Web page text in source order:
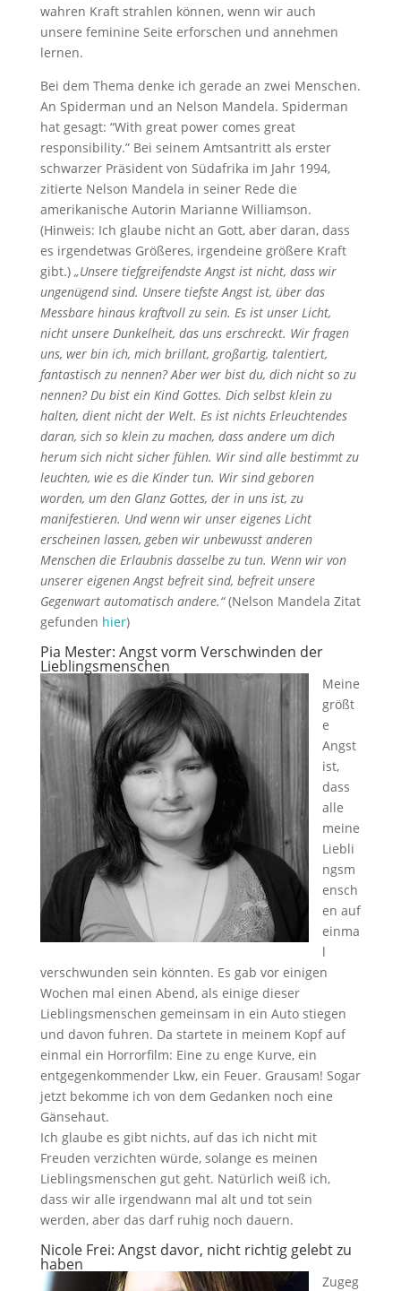
wahren Kraft strahlen können, wenn wir auch
unsere feminine Seite erforschen und annehmen
lernen.
Bei dem Thema denke ich gerade an zwei Menschen.
An Spiderman und an Nelson Mandela. Spiderman
hat gesagt: “With great power comes great
responsibility.” Bei seinem Amtsantritt als erster
schwarzer Präsident von Südafrika im Jahr 1994,
zitierte Nelson Mandela in seiner Rede die
amerikanische Autorin Marianne Williamson.
(Hinweis: Ich glaube nicht an Gott, aber daran, dass
es irgendetwas Größeres, irgendeine größere Kraft
gibt.) „Unsere tiefgreifendste Angst ist nicht, dass wir
ungenügend sind. Unsere tiefste Angst ist, über das
Messbare hinaus kraftvoll zu sein. Es ist unser Licht,
nicht unsere Dunkelheit, das uns erschreckt. Wir fragen
uns, wer bin ich, mich brillant, großartig, talentiert,
fantastisch zu nennen? Aber wer bist du, dich nicht so zu
nennen? Du bist ein Kind Gottes. Dich selbst klein zu
halten, dient nicht der Welt. Es ist nichts Erleuchtendes
daran, sich so klein zu machen, dass andere um dich
herum sich nicht sicher fühlen. Wir sind alle bestimmt zu
leuchten, wie es die Kinder tun. Wir sind geboren
worden, um den Glanz Gottes, der in uns ist, zu
manifestieren. Und wenn wir unser eigenes Licht
erscheinen lassen, geben wir unbewusst anderen
Menschen die Erlaubnis dasselbe zu tun. Wenn wir von
unserer eigenen Angst befreit sind, befreit unsere
Gegenwart automatisch andere.“(Nelson Mandela Zitat
gefunden hier)
Pia Mester: Angst vorm Verschwinden der
Lieblingsmenschen
Meine
größt
e
Angst
ist,
dass
alle
meine
Liebli
ngsm
ensch
en auf
einma
l
verschwunden sein könnten. Es gab vor einigen
Wochen mal einen Abend, als einige dieser
Lieblingsmenschen gemeinsam in ein Auto stiegen
und davon fuhren. Da startete in meinem Kopf auf
einmal ein Horrorfilm: Eine zu enge Kurve, ein
entgegenkommender Lkw, ein Feuer. Grausam! Sogar
jetzt bekomme ich von dem Gedanken noch eine
Gänsehaut.
Ich glaube es gibt nichts, auf das ich nicht mit
Freuden verzichten würde, solange es meinen
Lieblingsmenschen gut geht. Natürlich weiß ich,
dass wir alle irgendwann mal alt und tot sein
werden, aber das darf ruhig noch dauern.
Nicole Frei: Angst davor, nicht richtig gelebt zu
haben
Zugeg